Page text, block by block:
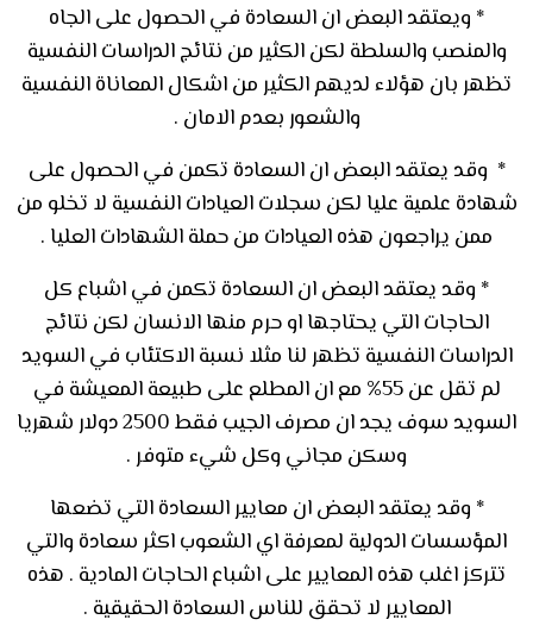
* ويعتقد البعض ان السعادة في الحصول على الجاه
والمنصب والسلطة لكن الكثير من نتائج الدراسات النفسية
تظهر بان هؤلاء لديهم الكثير من اشكال المعاناة النفسية
والشعور بعدم الامان .
* وقد يعتقد البعض ان السعادة تكمن في الحصول على
شهادة علمية عليا لكن سجلات العيادات النفسية لا تخلو من
ممن يراجعون هذه العيادات من حملة الشهادات العليا .
* وقد يعتقد البعض ان السعادة تكمن في اشباع كل
الحاجات التي يحتاجها او حرم منها الانسان لكن نتائج
الدراسات النفسية تظهر لنا مثلا نسبة الاكتئاب في السويد
لم تقل عن 55% مع ان المطلع على طبيعة المعيشة في
السويد سوف يجد ان مصرف الجيب فقط 2500 دولار شهريا
وسكن مجاني وكل شيء متوفر .
* وقد يعتقد البعض ان معايير السعادة التي تضعها
المؤسسات الدولية لمعرفة اي الشعوب اكثر سعادة والتي
تتركز اغلب هذه المعايير على اشباع الحاجات المادية . هذه
المعايير لا تحقق للناس السعادة الحقيقية .